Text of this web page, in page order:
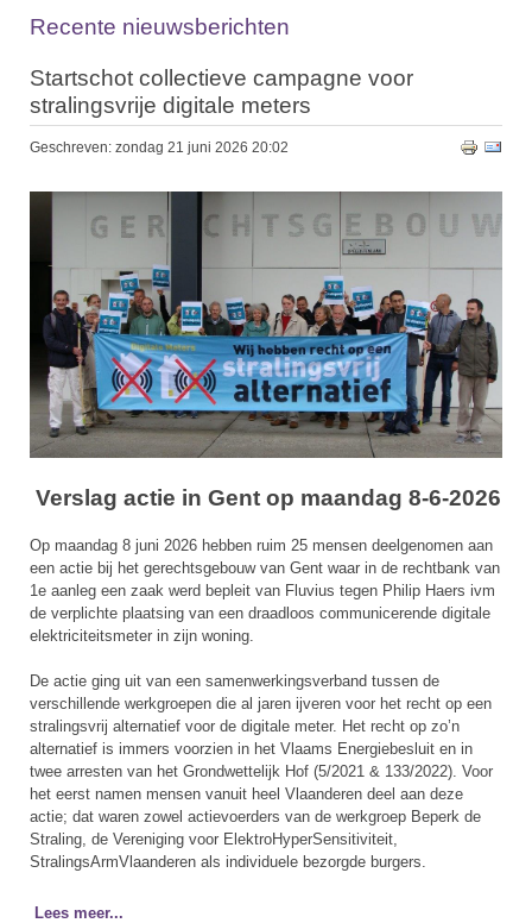
Recente nieuwsberichten
Startschot collectieve campagne voor
stralingsvrije digitale meters
Geschreven: zondag 21 juni 2026 20:02
Verslag actie in Gent op maandag 8-6-2026
Op maandag 8 juni 2026 hebben ruim 25 mensen deelgenomen aan
een actie bij het gerechtsgebouw van Gent waar in de rechtbank van
1e aanleg een zaak werd bepleit van Fluvius tegen Philip Haers ivm
de verplichte plaatsing van een draadloos communicerende digitale
elektriciteitsmeter in zijn woning.
De actie ging uit van een samenwerkingsverband tussen de
verschillende werkgroepen die al jaren ijveren voor het recht op een
stralingsvrij alternatief voor de digitale meter. Het recht op zo’n
alternatief is immers voorzien in het Vlaams Energiebesluit en in
twee arresten van het Grondwettelijk Hof (5/2021 & 133/2022). Voor
het eerst namen mensen vanuit heel Vlaanderen deel aan deze
actie; dat waren zowel actievoerders van de werkgroep Beperk de
Straling, de Vereniging voor ElektroHyperSensitiviteit,
StralingsArmVlaanderen als individuele bezorgde burgers.
Lees meer...